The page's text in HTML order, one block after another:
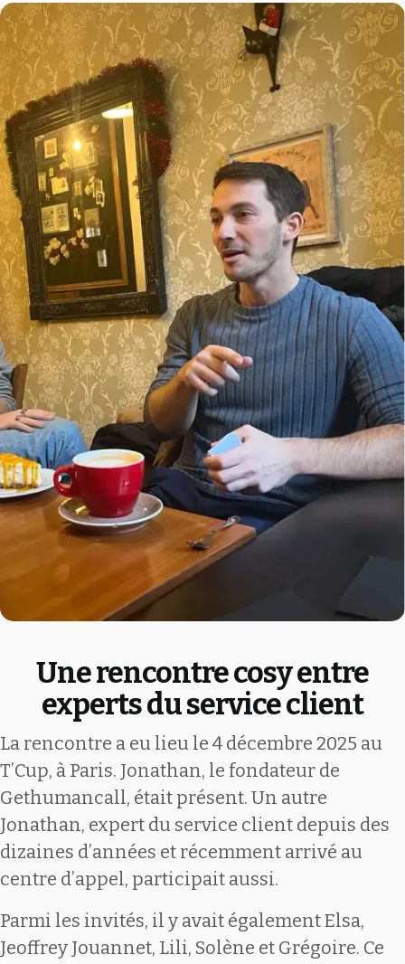
Une rencontre cosy entre
experts du service client
La rencontre a eu lieu le 4 décembre 2025 au
T’Cup, à Paris. Jonathan, le fondateur de
Gethumancall, était présent. Un autre
Jonathan, expert du service client depuis des
dizaines d’années et récemment arrivé au
centre d’appel, participait aussi.
Parmi les invités, il y avait également Elsa,
Jeoffrey Jouannet, Lili, Solène et Grégoire. Ce